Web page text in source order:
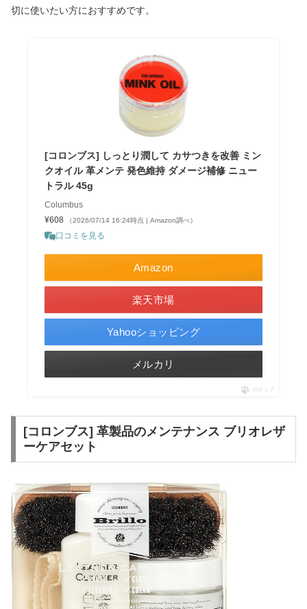
切に使いたい方におすすめです。
[コロンブス] しっとり潤して カサつきを改善 ミン
クオイル 革メンテ 発色維持 ダメージ補修 ニュー
トラル 45g
Columbus
¥608
（2026/07/14 16:24時点 | Amazon調べ）
口コミを見る
Amazon
楽天市場
Yahooショッピング
メルカリ
ポチップ
[コロンブス] 革製品のメンテナンス ブリオレザ
ーケアセット